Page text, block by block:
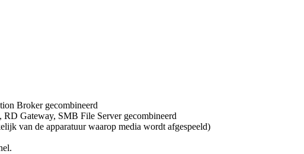
Broker gecombineerd
Gateway, SMB File Server gecombineerd
van de apparatuur waarop media wordt afgespeeld)